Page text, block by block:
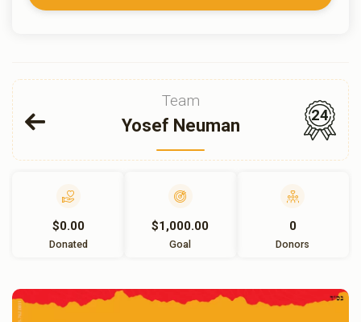
Team
Yosef Neuman
24
$0.00
Donated
$1,000.00
Goal
0
Donors